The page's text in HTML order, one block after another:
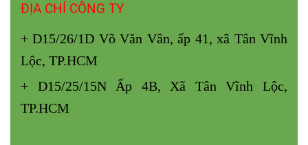
ĐỊA CHỈ CÔNG TY
+ D15/26/1D Võ Văn Vân, ấp 41, xã Tân Vĩnh
Lộc, TP.HCM
+ D15/25/15N Ấp 4B, Xã Tân Vĩnh Lộc,
TP.HCM